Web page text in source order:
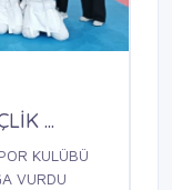
...
KULÜBÜ
VURDU